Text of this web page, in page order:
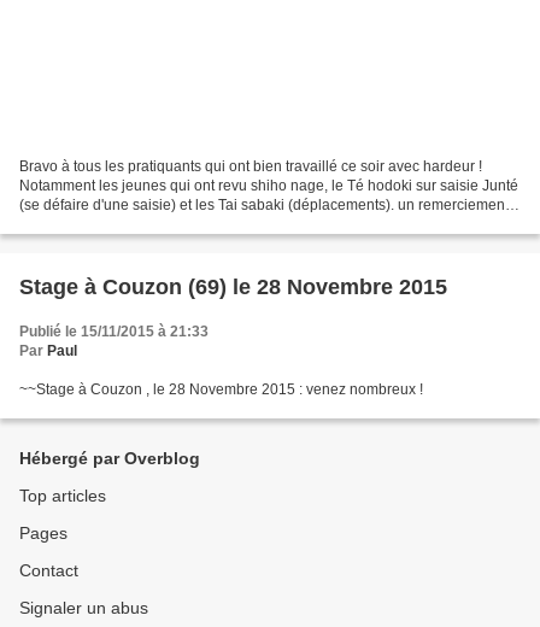
Bravo à tous les pratiquants qui ont bien travaillé ce soir avec hardeur !
Notamment les jeunes qui ont revu shiho nage, le Té hodoki sur saisie Junté
(se défaire d'une saisie) et les Tai sabaki (déplacements). un remerciement
Stage à Couzon (69) le 28 Novembre 2015
Publié le 15/11/2015 à 21:33
Par Paul
~~Stage à Couzon , le 28 Novembre 2015 : venez nombreux !
Hébergé par Overblog
Top articles
Pages
Contact
Signaler un abus